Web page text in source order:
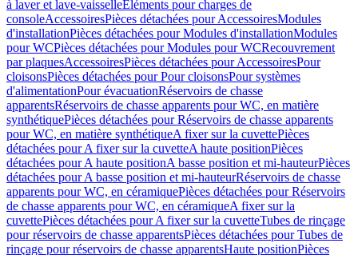
à laver et lave-vaisselleEléments pour charges de
consoleAccessoiresPièces détachées pour AccessoiresModules
d'installationPièces détachées pour Modules d'installationModules
pour WCPièces détachées pour Modules pour WCRecouvrement
par plaquesAccessoiresPièces détachées pour AccessoiresPour
cloisonsPièces détachées pour Pour cloisonsPour systèmes
d'alimentationPour évacuationRéservoirs de chasse
apparentsRéservoirs de chasse apparents pour WC, en matière
synthétiquePièces détachées pour Réservoirs de chasse apparents
pour WC, en matière synthétiqueA fixer sur la cuvettePièces
détachées pour A fixer sur la cuvetteA haute positionPièces
détachées pour A haute positionA basse position et mi-hauteurPièces
détachées pour A basse position et mi-hauteurRéservoirs de chasse
apparents pour WC, en céramiquePièces détachées pour Réservoirs
de chasse apparents pour WC, en céramiqueA fixer sur la
cuvettePièces détachées pour A fixer sur la cuvetteTubes de rinçage
pour réservoirs de chasse apparentsPièces détachées pour Tubes de
rinçage pour réservoirs de chasse apparentsHaute positionPièces